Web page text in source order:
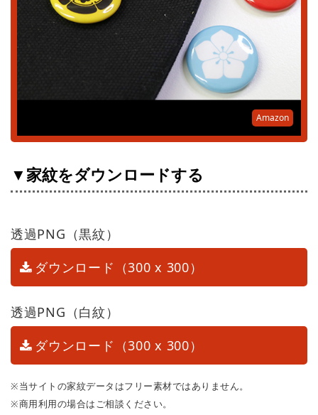
Amazon
▼家紋をダウンロードする
透過PNG（黒紋）
ダウンロード（300 x 300）
透過PNG（白紋）
ダウンロード（300 x 300）
※当サイトの家紋データはフリー素材ではありません。
※商用利用の場合はご相談ください。